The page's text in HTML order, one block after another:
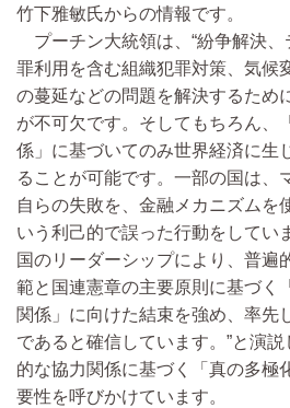
竹下雅敏氏からの情報です。
プーチン大統領は、“紛争解決、
罪利用を含む組織犯罪対策、気候
の蔓延などの問題を解決するため
が不可欠です。そしてもちろん、
係」に基づいてのみ世界経済に生
ることが可能です。一部の国は、
自らの失敗を、金融メカニズムを
いう利己的で誤った行動をしてい
国のリーダーシップにより、普遍
範と国連憲章の主要原則に基づく
関係」に向けた結束を強め、率先
であると確信しています。”と演
的な協力関係に基づく「真の多極
要性を呼びかけています。